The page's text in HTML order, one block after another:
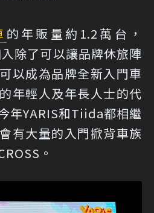
的年販量約1.2萬台，
除了可以讓品牌休旅陣
以成為品牌全新入門車
年輕人及年長人士的代
年YARIS和Tiida都相繼
有大量的入門掀背車族
。